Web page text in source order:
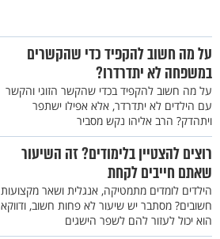
על מה חשוב להקפיד כדי שהקשרים
במשפחה לא יתדרדרו?
על מה חשוב להקפיד בכדי שהקשר הזוגי והקשר
עם הילדים לא יתדרדר, אלא אפילו ישתפר
ויתהדק? הרב אליהו נקש מסביר
רוצים להצטיין בלימודים? זה השיעור
שאתם חייבים לקחת
הילדים לומדים מתמטיקה, אנגלית ושאר מקצועות
חשובים? מסתבר יש שיעור לא פחות חשוב, ודווקא
הוא יכול לעזור להם לשפר הישגים